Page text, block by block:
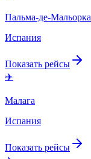
Пальма-де-Мальорка
Испания
Показать рейсы
✈️
Малага
Испания
Показать рейсы